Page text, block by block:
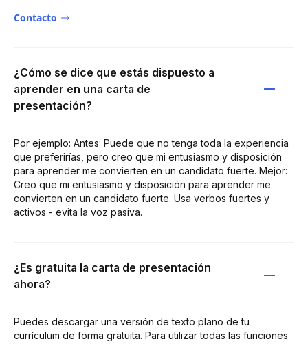
Contacto
¿Cómo se dice que estás dispuesto a
aprender en una carta de
presentación?
Por ejemplo: Antes: Puede que no tenga toda la experiencia
que preferirías, pero creo que mi entusiasmo y disposición
para aprender me convierten en un candidato fuerte. Mejor:
Creo que mi entusiasmo y disposición para aprender me
convierten en un candidato fuerte. Usa verbos fuertes y
activos - evita la voz pasiva.
¿Es gratuita la carta de presentación
ahora?
Puedes descargar una versión de texto plano de tu
currículum de forma gratuita. Para utilizar todas las funciones